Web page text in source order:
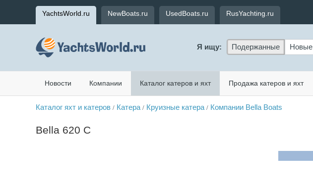
YachtsWorld.ru NewBoats.ru UsedBoats.ru RusYachting.ru
Я ищу: Подержанные Новые
Новости Компании Каталог катеров и яхт Продажа катеров и яхт
Каталог яхт и катеров / Катера / Круизные катера / Компании Bella Boats
Bella 620 C